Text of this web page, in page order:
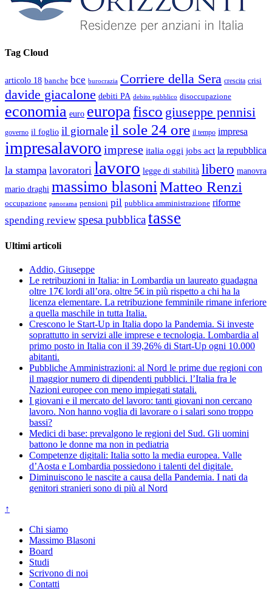
Tag Cloud
articolo 18 banche bce burocrazia Corriere della Sera crescita crisi
davide giacalone debiti PA debito pubblico disoccupazione
economia euro europa fisco giuseppe pennisi
governo il foglio il giornale il sole 24 ore il tempo impresa
impresalavoro imprese italia oggi jobs act la repubblica
la stampa lavoratori lavoro legge di stabilità libero manovra
mario draghi massimo blasoni Matteo Renzi
occupazione panorama pensioni pil pubblica amministrazione riforme
spending review spesa pubblicatasse
Ultimi articoli
Addio, Giuseppe
Le retribuzioni in Italia: in Lombardia un laureato guadagna
oltre 17€ lordi all’ora, oltre 5€ in più rispetto a chi ha la
licenza elementare. La retribuzione femminile rimane inferiore
a quella maschile in tutta Italia.
Crescono le Start-Up in Italia dopo la Pandemia. Si investe
soprattutto in servizi alle imprese e tecnologia. Lombardia al
primo posto in Italia con il 39,26% di Start-Up ogni 10.000
abitanti.
Pubbliche Amministrazioni: al Nord le prime due regioni con
il maggior numero di dipendenti pubblici. l’Italia fra le
Nazioni europee con meno impiegati statali.
I giovani e il mercato del lavoro: tanti giovani non cercano
lavoro. Non hanno voglia di lavorare o i salari sono troppo
bassi?
Medici di base: prevalgono le regioni del Sud. Gli uomini
battono le donne ma non in pediatria
Competenze digitali: Italia sotto la media europea. Valle
d’Aosta e Lombardia possiedono i talenti del digitale.
Diminuiscono le nascite a causa della Pandemia. I nati da
genitori stranieri sono di più al Nord
↑
Chi siamo
Massimo Blasoni
Board
Studi
Scrivono di noi
Contatti